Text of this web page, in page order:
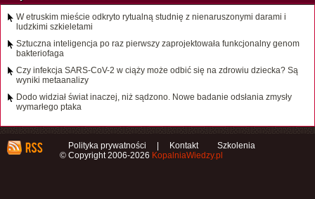
W etruskim mieście odkryto rytualną studnię z nienaruszonymi darami i
ludzkimi szkieletami
Sztuczna inteligencja po raz pierwszy zaprojektowała funkcjonalny genom
bakteriofaga
Czy infekcja SARS-CoV-2 w ciąży może odbić się na zdrowiu dziecka? Są
wyniki metaanalizy
Dodo widział świat inaczej, niż sądzono. Nowe badanie odsłania zmysły
wymarłego ptaka
Polityka prywatności | Kontakt
Szkolenia
© Copyright 2006-2026 KopalniaWiedzy.pl